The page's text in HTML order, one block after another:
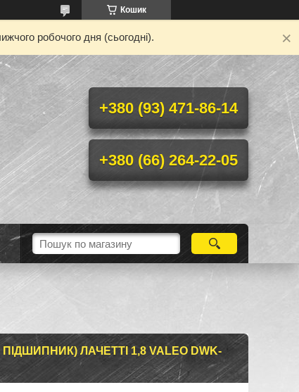
Кошик
робочого дня (сьогодні).
+380 (93) 471-86-14
+380 (66) 264-22-05
ЛАЧЕТТІ 1,8 VALEO DWK-